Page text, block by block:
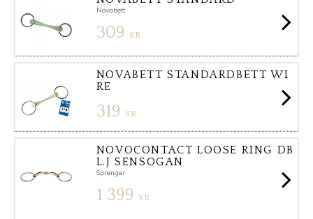
Novabett
309 KR
NOVABETT STANDARDBETT WI
RE
319 KR
NOVOCONTACT LOOSE RING DB
L.J SENSOGAN
Sprenger
1 399 KR